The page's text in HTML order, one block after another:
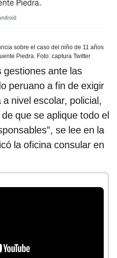
sobre el caso del niño de 11 años
Piedra. Foto: captura Twitter
gestiones ante las
peruano a fin de exigir
nivel escolar, policial,
que se aplique todo el
se lee en la
la oficina consular en